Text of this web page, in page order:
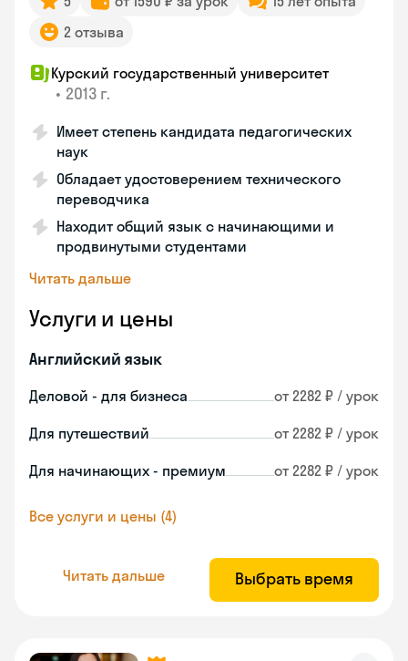
2 отзыва
Курский государственный университет
• 2013 г.
Имеет степень кандидата педагогических
наук
Обладает удостоверением технического
переводчика
Находит общий язык с начинающими и
продвинутыми студентами
Читать дальше
Услуги и цены
Английский язык
Деловой - для бизнеса от 2282 ₽ / урок
Для путешествий от 2282 ₽ / урок
Для начинающих - премиум от 2282 ₽ / урок
Все услуги и цены (4)
Читать дальше Выбрать время